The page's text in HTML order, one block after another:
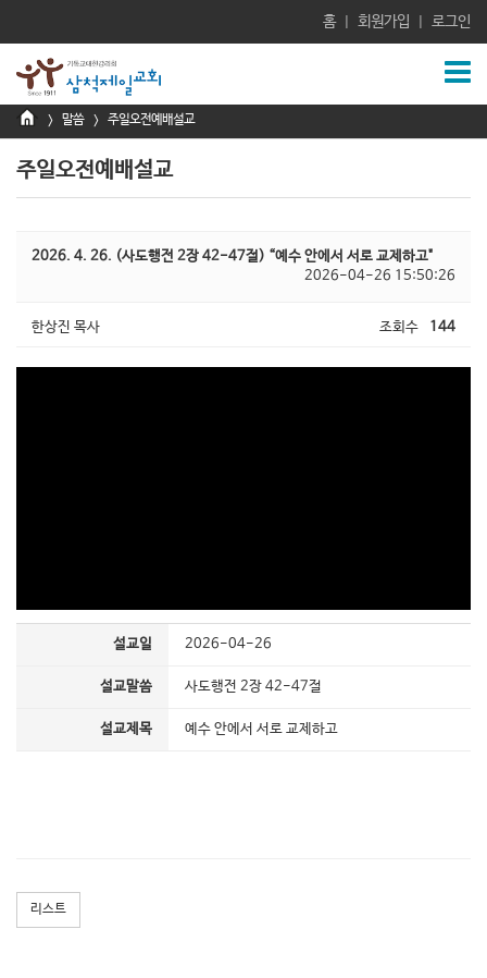
홈 회원가입 로그인
> 말씀 > 주일오전예배설교
주일오전예배설교
2026. 4. 26. (사도행전 2장 42-47절) “예수 안에서 서로 교제하고"
2026-04-26 15:50:26
한상진 목사 조회수 144
설교일 2026-04-26
설교말씀 사도행전 2장 42-47절
설교제목 예수 안에서 서로 교제하고
리스트